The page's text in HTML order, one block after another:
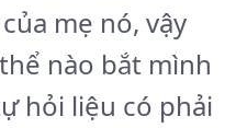
mẹ nó, vậy
nào bắt mình
hỏi liệu có phải